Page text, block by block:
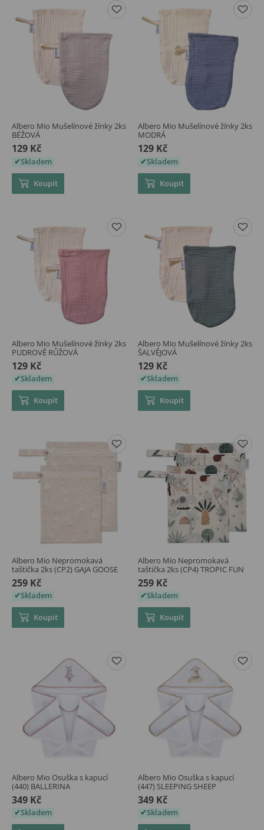
Albero Mio Mušelínové žínky 2ks
BÉŽOVÁ
129 Kč
Skladem
Koupit
Albero Mio Mušelínové žínky 2ks
MODRÁ
129 Kč
Skladem
Koupit
Albero Mio Mušelínové žínky 2ks
PUDROVĚ RŮŽOVÁ
129 Kč
Skladem
Koupit
Albero Mio Mušelínové žínky 2ks
ŠALVĚJOVÁ
129 Kč
Skladem
Koupit
Albero Mio Nepromokavá
taštička 2ks (CP2) GAJA GOOSE
259 Kč
Skladem
Koupit
Albero Mio Nepromokavá
taštička 2ks (CP4) TROPIC FUN
259 Kč
Skladem
Koupit
Albero Mio Osuška s kapucí
(440) BALLERINA
349 Kč
Skladem
Albero Mio Osuška s kapucí
(447) SLEEPING SHEEP
349 Kč
Skladem